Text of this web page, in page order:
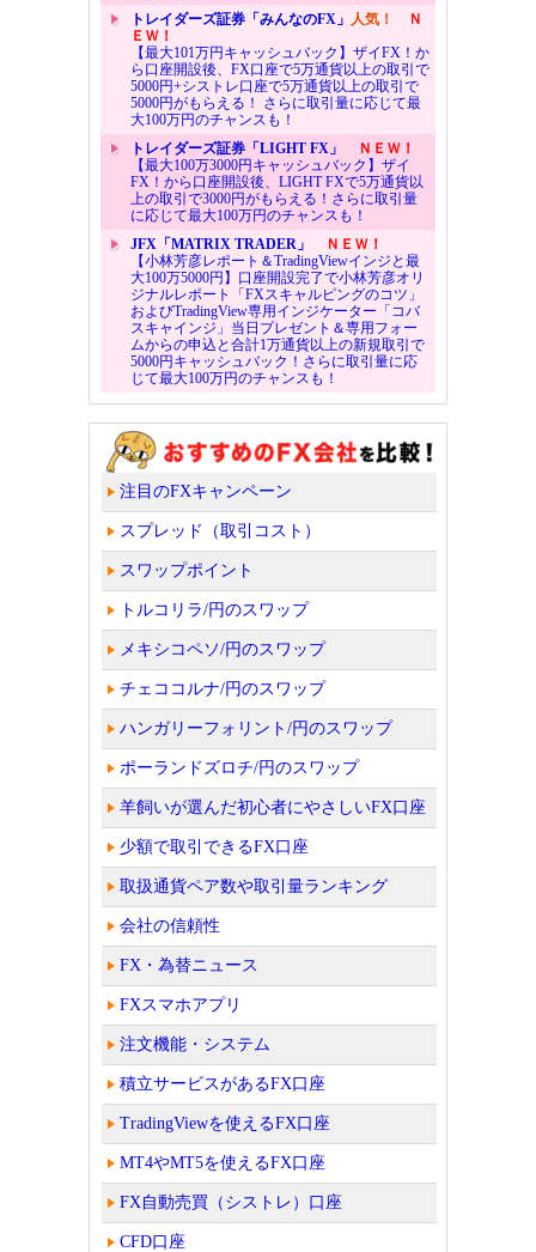
トレイダーズ証券「みんなのFX」 人気！
Ｎ
ＥＷ！
【最大101万円キャッシュバック】ザイFX！か
ら口座開設後、FX口座で5万通貨以上の取引で
5000円+シストレ口座で5万通貨以上の取引で
5000円がもらえる！ さらに取引量に応じて最
大100万円のチャンスも！
トレイダーズ証券「LIGHT FX」
ＮＥＷ！
【最大100万3000円キャッシュバック】ザイ
FX！から口座開設後、LIGHT FXで5万通貨以
上の取引で3000円がもらえる！さらに取引量
に応じて最大100万円のチャンスも！
JFX「MATRIX TRADER」
ＮＥＷ！
【小林芳彦レポート＆TradingViewインジと最
大100万5000円】口座開設完了で小林芳彦オリ
ジナルレポート「FXスキャルピングのコツ」
およびTradingView専用インジケーター「コバ
スキャインジ」当日プレゼント＆専用フォー
ムからの申込と合計1万通貨以上の新規取引で
5000円キャッシュバック！さらに取引量に応
じて最大100万円のチャンスも！
注目のFXキャンペーン
スプレッド（取引コスト）
スワップポイント
トルコリラ/円のスワップ
メキシコペソ/円のスワップ
チェココルナ/円のスワップ
ハンガリーフォリント/円のスワップ
ポーランドズロチ/円のスワップ
羊飼いが選んだ初心者にやさしいFX口座
少額で取引できるFX口座
取扱通貨ペア数や取引量ランキング
会社の信頼性
FX・為替ニュース
FXスマホアプリ
注文機能・システム
積立サービスがあるFX口座
TradingViewを使えるFX口座
MT4やMT5を使えるFX口座
FX自動売買（シストレ）口座
CFD口座